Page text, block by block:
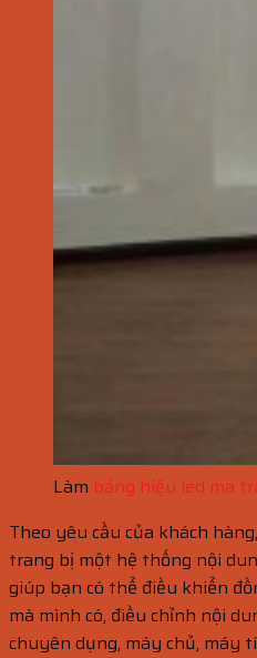
Làm bảng hiệu led ma
Theo yêu cầu của khách
trang bị một hệ thống nội
giúp bạn có thể điều khiển
mà mình có, điều chỉnh nội
chuyên dụng, máy chủ, máy